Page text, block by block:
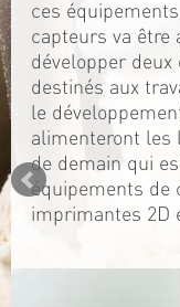
ces
capteurs va être
développer
destinés aux
le
alimenteront les
de demain qui
équipements de
imprimantes 2D